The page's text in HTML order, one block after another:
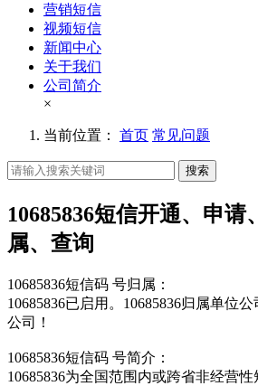
营销短信
视频短信
新闻中心
关于我们
公司简介
×
当前位置： 首页 常见问题
搜索
10685836短信开通、申请
属、查询
10685836短信码 号归属：
10685836已启用。10685836归属单位
公司！
10685836短信码 号简介：
10685836为全国范围内或跨省非经营